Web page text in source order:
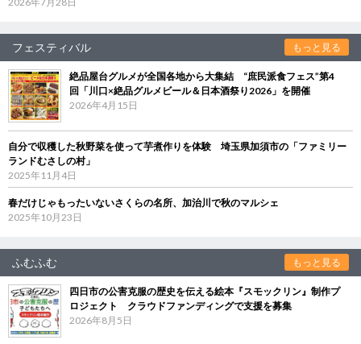
フェスティバル もっと見る
絶品屋台グルメが全国各地から大集結 “庶民派食フェス”第4
回「川口×絶品グルメビール＆日本酒祭り2026」を開催
2026年4月15日
自分で収穫した秋野菜を使って芋煮作りを体験 埼玉県加須市の「ファミリー
ランドむさしの村」
2025年11月4日
春だけじゃもったいないさくらの名所、加治川で秋のマルシェ
2025年10月23日
ふむふむ もっと見る
四日市の公害克服の歴史を伝える絵本『スモックリン』制作プ
ロジェクト クラウドファンディングで支援を募集
2026年8月5日